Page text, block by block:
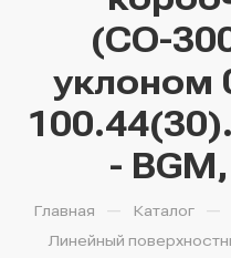
(СО-
уклоном
-
Главная — Каталог —
Линейный